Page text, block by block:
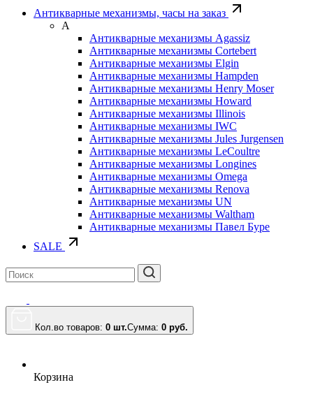
Антикварные механизмы, часы на заказ
А
Антикварные механизмы Agassiz
Антикварные механизмы Cortebert
Антикварные механизмы Elgin
Антикварные механизмы Hampden
Антикварные механизмы Henry Moser
Антикварные механизмы Howard
Антикварные механизмы Illinois
Антикварные механизмы IWC
Антикварные механизмы Jules Jurgensen
Антикварные механизмы LeCoultre
Антикварные механизмы Longines
Антикварные механизмы Omega
Антикварные механизмы Renova
Антикварные механизмы UN
Антикварные механизмы Waltham
Антикварные механизмы Павел Буре
SALE
Кол.во товаров: 0 шт.Сумма: 0 руб.
Корзина